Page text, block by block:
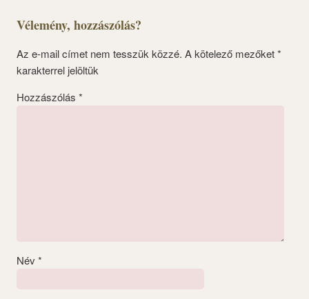
Vélemény, hozzászólás?
Az e-mail címet nem tesszük közzé. A kötelező mezőket*
karakterrel jelöltük
Hozzászólás *
Név *